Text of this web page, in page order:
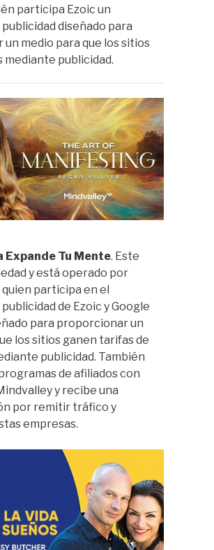
participa Ezoic un
diseñado para
medio para que los sitios
mediante publicidad.
Expande Tu Mente. Este
y está operado por
quien participa en el
de Ezoic y Google
para proporcionar un
los sitios ganen tarifas de
publicidad. También
de afiliados con
y recibe una
por remitir tráfico y
empresas.